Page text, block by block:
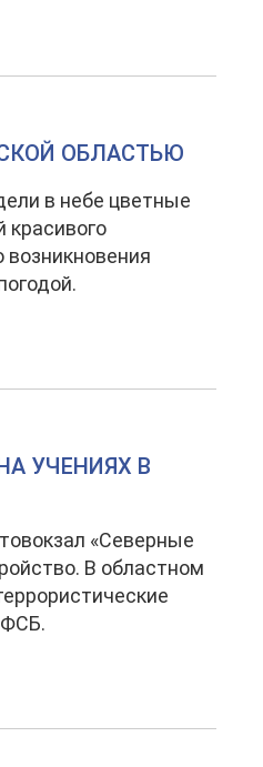
ОБЛАСТЬЮ
в небе цветные
красивого
возникновения
УЧЕНИЯХ В
«Северные
В областном
ФСБ.